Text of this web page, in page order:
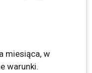
miesiąca, w
warunki.